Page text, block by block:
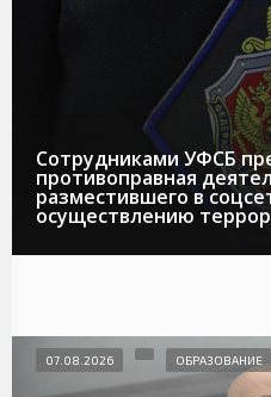
Сотрудниками УФСБ
противоправная
разместившего в
осуществлению
07.08.2026 ОБРАЗОВАНИЕ